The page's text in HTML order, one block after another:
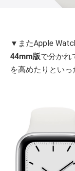
▼またApple
44mm版で分かれ
を高めたりとい